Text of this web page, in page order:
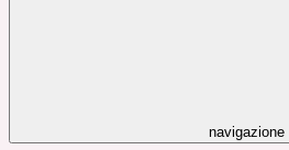
navigazione